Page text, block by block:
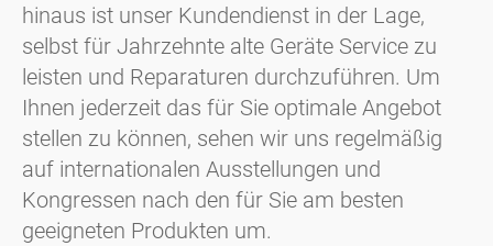
hinaus ist unser Kundendienst in der Lage,
selbst für Jahrzehnte alte Geräte Service zu
leisten und Reparaturen durchzuführen. Um
Ihnen jederzeit das für Sie optimale Angebot
stellen zu können, sehen wir uns regelmäßig
auf internationalen Ausstellungen und
Kongressen nach den für Sie am besten
geeigneten Produkten um.